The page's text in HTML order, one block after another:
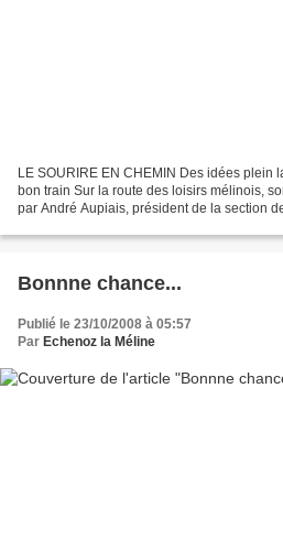
LE SOURIRE EN CHEMIN Des idées plein
bon train Sur la route des loisirs mélinois,
par André Aupiais, président de la section
Bonnne chance...
Publié le 23/10/2008 à 05:57
Par Echenoz la Méline